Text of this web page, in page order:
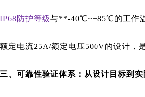
IP68防护等级与**-40℃~+85℃的工作
额定电流25A/额定电压500V的设计，
三、可靠性验证体系：从设计目标到实